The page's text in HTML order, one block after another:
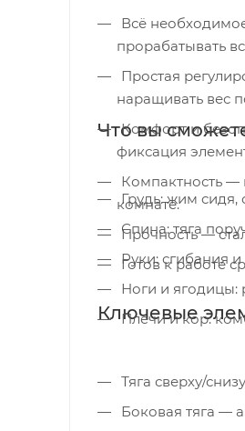
прорабатывать
наращивать вес
Комфорт и безопасность — мягкое сиденье и спинка снижают нагрузку на позвоночник, а надёжная
фиксация
комнате.
Прочность —
Готов к работе
Что вы
Грудь: жим сидя,
Спина: тяга
Руки: сгибания
Ноги и ягодицы:
Плечи и кор:
Ключевые
Тяга сверху/
Боковая тяга —